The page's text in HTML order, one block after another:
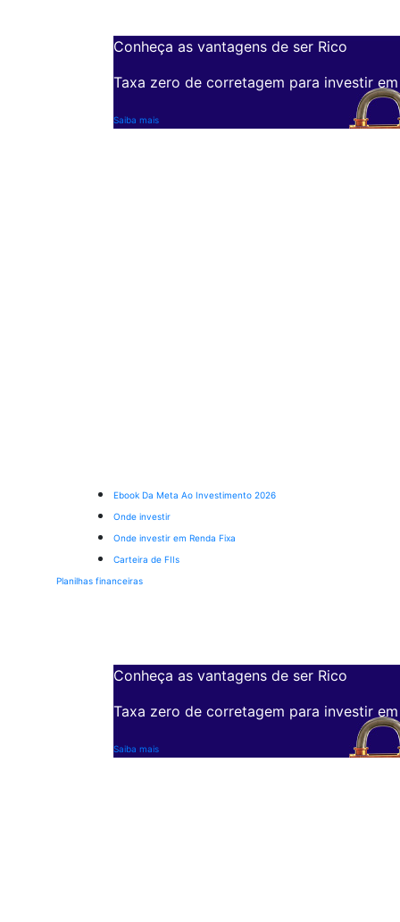
Conheça as vantagens de ser Rico
Taxa zero de corretagem para investir
Saiba mais
Ebook Da Meta Ao Investimento 2026
Onde investir
Onde investir em Renda Fixa
Carteira de FIIs
Planilhas financeiras
Conheça as vantagens de ser Rico
Taxa zero de corretagem para investir
Saiba mais